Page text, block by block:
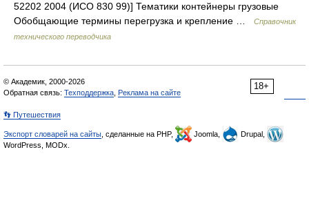
52202 2004 (ИСО 830 99)] Тематики контейнеры грузовые
Обобщающие термины перегрузка и крепление …
Справочник
технического переводчика
18+
© Академик, 2000-2026
Обратная связь: Техподдержка Реклама на сайте
👣 Путешествия
Экспорт словарей на сайты , сделанные на PHP, Joomla,
Drupal,
WordPress, MODx.